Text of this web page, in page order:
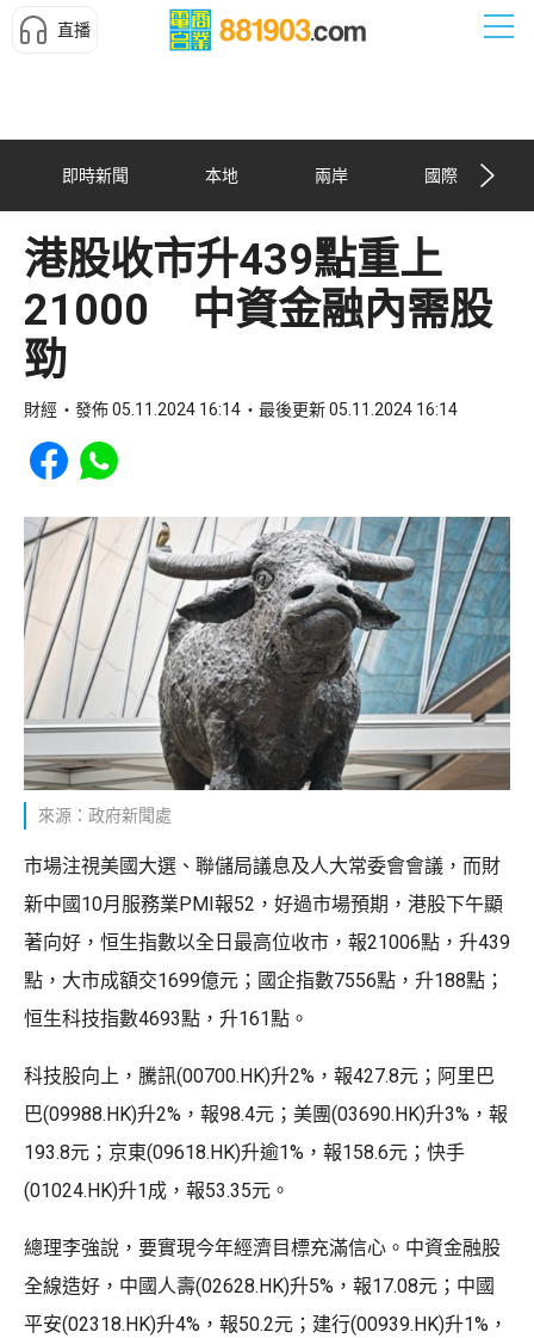
直播
即時新聞 本地 兩岸 國際
港股收市升439點重上
21000 中資金融內需股
勁
財經 發佈 05.11.2024 16:14 最後更新 05.11.2024 16:14
Share to Facebook
Share to WhatsApp
來源：政府新聞處
市場注視美國大選、聯儲局議息及人大常委會會議，而財
新中國10月服務業PMI報52，好過市場預期，港股下午顯
著向好，恒生指數以全日最高位收市，報21006點，升439
點，大市成額交1699億元；國企指數7556點，升188點；
恒生科技指數4693點，升161點。
科技股向上，騰訊(00700.HK)升2%，報427.8元；阿里巴
巴(09988.HK)升2%，報98.4元；美團(03690.HK)升3%，報
193.8元；京東(09618.HK)升逾1%，報158.6元；快手
(01024.HK)升1成，報53.35元。
總理李強說，要實現今年經濟目標充滿信心。中資金融股
全線造好，中國人壽(02628.HK)升5%，報17.08元；中國
平安(02318.HK)升4%，報50.2元；建行(00939.HK)升1%，